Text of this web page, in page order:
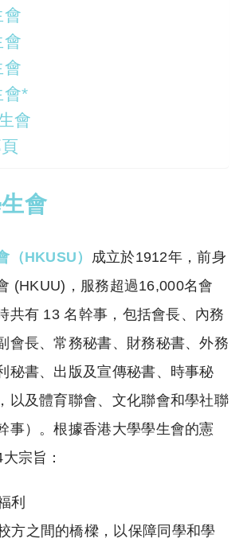
會
會
會
會*
會
會
（HKUSU）
成立於1912年，前身
(HKUU)，服務超過16,000名會
共有 13 名幹事，包括會長、內務
會長、常務秘書、財務秘書、外務
秘書、出版及宣傳秘書、時事秘
以及體育聯會、文化聯會和學社聯
事）。根據香港大學學生會的憲
宗旨：
利
方之間的橋樑，以保障同學和學